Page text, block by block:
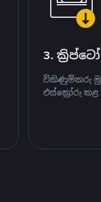
3.
විකිණුම්කරු
එස්ක්‍රෝරු කළ